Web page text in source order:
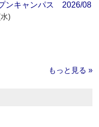
ンキャンパス 2026/08
)
もっと見る »